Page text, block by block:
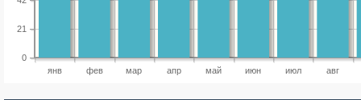
янв фев мар апр май июн июл авг
0
21